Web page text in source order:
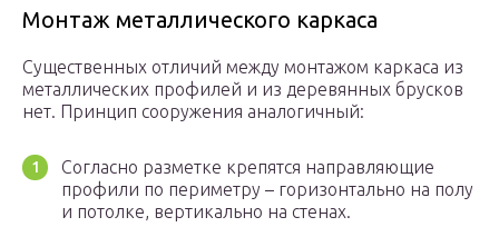
Монтаж металлического каркаса
Существенных отличий между монтажом каркаса из
металлических профилей и из деревянных брусков
нет. Принцип сооружения аналогичный:
Согласно разметке крепятся направляющие
профили по периметру – горизонтально на полу
и потолке, вертикально на стенах.